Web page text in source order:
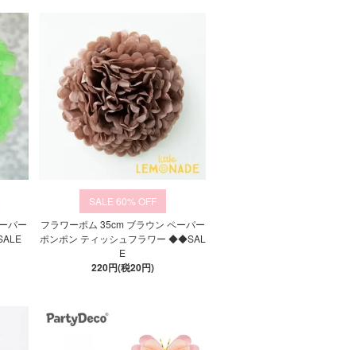
パー
60%
フラワーポム 35cm ブラウン ペーパー
ポンポン ティッシュフラワー ◆◆SAL
E
220円(税20円)